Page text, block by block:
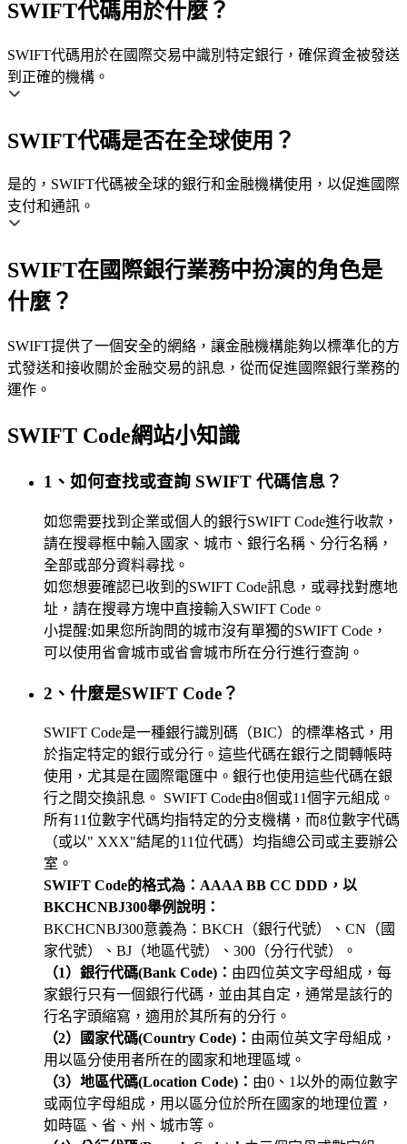
SWIFT代碼用於什麼？
SWIFT代碼用於在國際交易中識別特定銀行，確保資金被發送
到正確的機構。
SWIFT代碼是否在全球使用？
是的，SWIFT代碼被全球的銀行和金融機構使用，以促進國際
支付和通訊。
SWIFT在國際銀行業務中扮演的角色是
什麼？
SWIFT提供了一個安全的網絡，讓金融機構能夠以標準化的方
式發送和接收關於金融交易的訊息，從而促進國際銀行業務的
運作。
SWIFT Code網站小知識
1、如何查找或查詢 SWIFT 代碼信息？
如您需要找到企業或個人的銀行SWIFT Code進行收款，
請在搜尋框中輸入國家、城市、銀行名稱、分行名稱，
全部或部分資料尋找。
如您想要確認已收到的SWIFT Code訊息，或尋找對應地
址，請在搜尋方塊中直接輸入SWIFT Code。
小提醒:如果您所詢問的城市沒有單獨的SWIFT Code，
可以使用省會城市或省會城市所在分行進行查詢。
2、什麼是SWIFT Code？
SWIFT Code是一種銀行識別碼（BIC）的標準格式，用
於指定特定的銀行或分行。這些代碼在銀行之間轉帳時
使用，尤其是在國際電匯中。銀行也使用這些代碼在銀
行之間交換訊息。 SWIFT Code由8個或11個字元組成。
所有11位數字代碼均指特定的分支機構，而8位數字代碼
（或以" XXX"結尾的11位代碼）均指總公司或主要辦公
室。
SWIFT Code的格式為：AAAA BB CC DDD，以
BKCHCNBJ300舉例說明：
BKCHCNBJ300意義為：BKCH（銀行代號）、CN（國
家代號）、BJ（地區代號）、300（分行代號）。
（1）銀行代碼(Bank Code)： 由四位英文字母組成，每
家銀行只有一個銀行代碼，並由其自定，通常是該行的
行名字頭縮寫，適用於其所有的分行。
（2）國家代碼(Country Code)： 由兩位英文字母組成，
用以區分使用者所在的國家和地理區域。
（3）地區代碼(Location Code)： 由0、1以外的兩位數字
或兩位字母組成，用以區分位於所在國家的地理位置，
如時區、省、州、城市等。